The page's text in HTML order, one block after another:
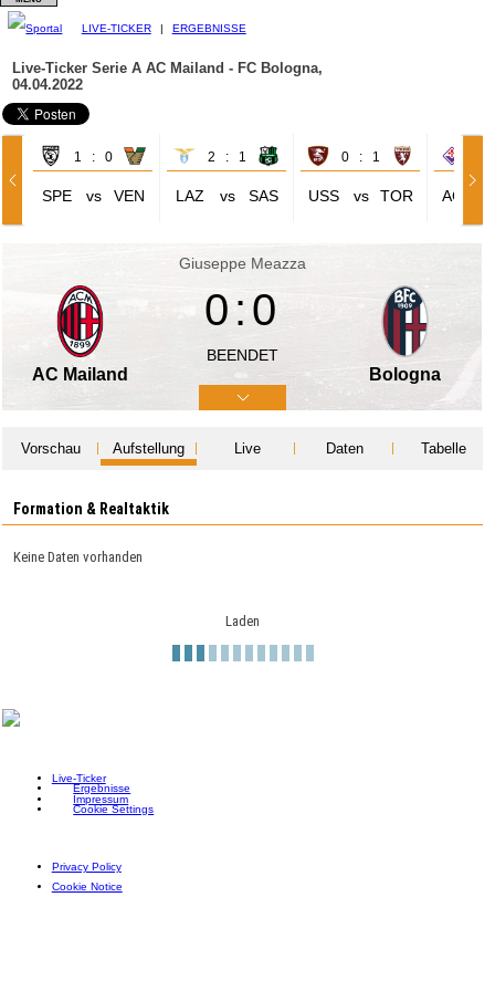
LIVE-TICKER | ERGEBNISSE
Live-Ticker Serie A AC Mailand - FC Bologna,
04.04.2022
1 : 0
SPE vs VEN
2 : 1
LAZ vs SAS
0 : 1
USS vs TOR ACF
Giuseppe Meazza
AC Mailand
0:0
BEENDET
Bologna
Vorschau Aufstellung Live Daten Tabelle
Formation & Realtaktik
Keine Daten vorhanden
Laden
Live-Ticker
Ergebnisse
Impressum
Cookie Settings
Privacy Policy
Cookie Notice